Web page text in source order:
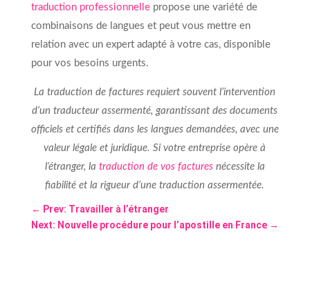
traduction professionnellepropose une variété de
combinaisons de langues et peut vous mettre en
relation avec un expert adapté à votre cas, disponible
pour vos besoins urgents.
La traduction de factures requiert souvent l’intervention
d’un traducteur assermenté, garantissant des documents
officiels et certifiés dans les langues demandées, avec une
valeur légale et juridique. Si votre entreprise opère à
l’étranger, la traduction de vos facturesnécessite la
fiabilité et la rigueur d’une traduction assermentée.
← Prev: Travailler à l’étranger
Next: Nouvelle procédure pour l’apostille en France →